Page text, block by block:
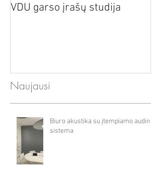
VDU garso įrašų studija
Naujausi
Biuro akustika su įtempiamo audinio
sistema